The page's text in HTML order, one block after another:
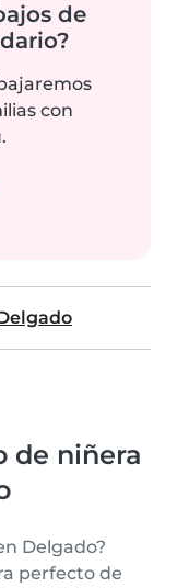
de
con
de niñera
Delgado?
perfecto de